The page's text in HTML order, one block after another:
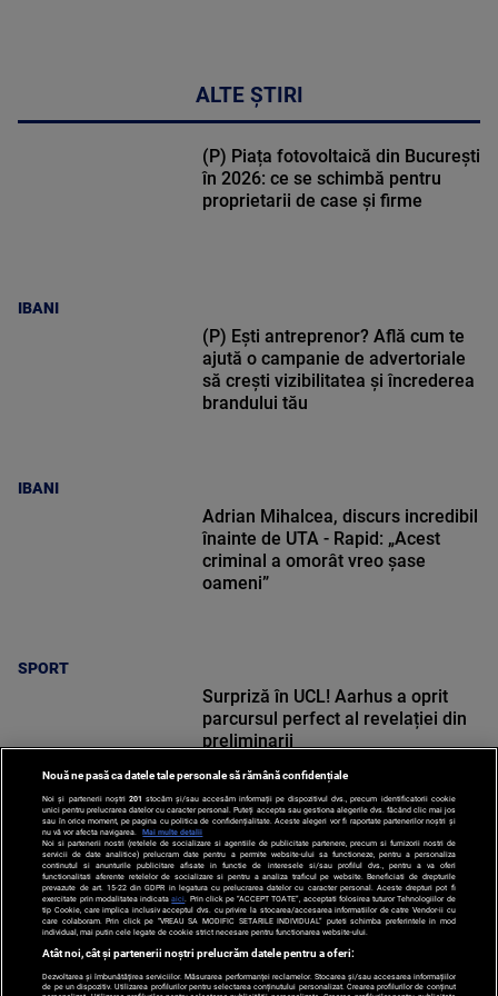
ALTE ȘTIRI
IBANI
(P) Piața fotovoltaică din București
în 2026: ce se schimbă pentru
proprietarii de case și firme
IBANI
(P) Ești antreprenor? Află cum te
ajută o campanie de advertoriale
să crești vizibilitatea și încrederea
brandului tău
SPORT
Adrian Mihalcea, discurs incredibil
înainte de UTA - Rapid: „Acest
criminal a omorât vreo șase
oameni”
SPORT
Surpriză în UCL! Aarhus a oprit
parcursul perfect al revelației din
preliminarii
Nouă ne pasă ca datele tale personale să rămână confidențiale
Noi și partenerii noștri 201 stocăm și/sau accesăm informații pe dispozitivul dvs., precum identificatorii cookie
unici pentru prelucrarea datelor cu caracter personal. Puteți accepta sau gestiona alegerile dvs. făcând clic mai jos
sau în orice moment, pe pagina cu politica de confidențialitate. Aceste alegeri vor fi raportate partenerilor noștri și
nu vă vor afecta navigarea.
Mai multe detalii
Noi si partenerii nostri (retelele de socializare si agentiile de publicitate partenere, precum si furnizorii nostri de
servicii de date analitice) prelucram date pentru a permite website-ului sa functioneze, pentru a personaliza
continutul si anunturile publicitare afisate in functie de interesele si/sau profilul dvs., pentru a va oferi
functionalitati aferente retelelor de socializare si pentru a analiza traficul pe website. Beneficiati de drepturile
prevazute de art. 15-22 din GDPR in legatura cu prelucrarea datelor cu caracter personal. Aceste drepturi pot fi
exercitate prin modalitatea indicataaici . Prin click pe “ACCEPT TOATE”, acceptati folosirea tuturor Tehnologiilor de
tip Cookie, care implica inclusiv acceptul dvs. cu privire la stocarea/accesarea informatiilor de catre Vendor-ii cu
care colaboram. Prin click pe “VREAU SA MODIFIC SETARILE INDIVIDUAL” puteti schimba preferintele in mod
individual, mai putin cele legate de cookie strict necesare pentru functionarea website-ului.
Atât noi, cât și partenerii noștri prelucrăm datele pentru a oferi:
Dezvoltarea și îmbunătățirea serviciilor. Măsurarea performanței reclamelor. Stocarea și/sau accesarea informațiilor
de pe un dispozitiv. Utilizarea profilurilor pentru selectarea conținutului personalizat. Crearea profilurilor de conținut